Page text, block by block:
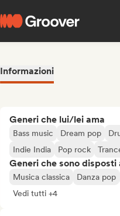
Informazioni
Generi che lui/lei ama
Bass music Dream pop
Indie India
Pop rock
Generi che sono
Musica classica Danza pop
Vedi tutti +4